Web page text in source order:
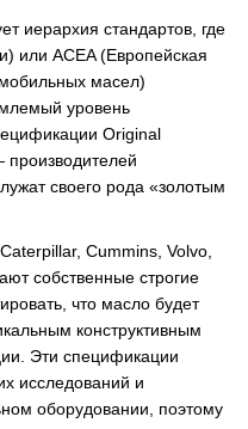
иерархия стандартов, где
или ACEA (Европейская
масел)
уровень
Original
своего рода «золотым
Cummins, Volvo,
собственные строгие
что масло будет
конструктивным
Эти спецификации
исследований и
оборудовании, поэтому